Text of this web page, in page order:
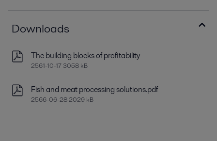
Downloads
The building blocks of profitability
2561-10-17 3058 kB
Fish and meat processing solutions.pdf
2566-06-28 2029 kB